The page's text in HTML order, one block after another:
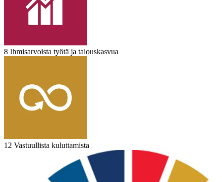
8 Ihmisarvoista työtä ja talouskasvua
12 Vastuullista kuluttamista